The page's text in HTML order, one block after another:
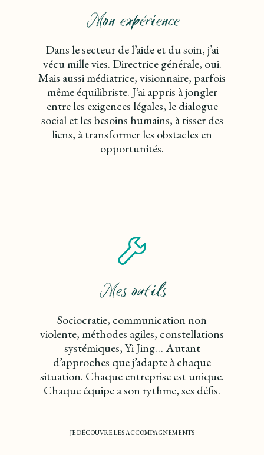
Mon expérience
Dans le secteur de l’aide et du soin, j’ai
vécu mille vies. Directrice générale, oui.
Mais aussi médiatrice, visionnaire, parfois
même équilibriste. J’ai appris à jongler
entre les exigences légales, le dialogue
social et les besoins humains, à tisser des
liens, à transformer les obstacles en
opportunités.
Mes outils
Sociocratie, communication non
violente, méthodes agiles, constellations
systémiques, Yi Jing… Autant
d’approches que j’adapte à chaque
situation. Chaque entreprise est unique.
Chaque équipe a son rythme, ses défis.
JE DÉCOUVRE LES ACCOMPAGNEMENTS